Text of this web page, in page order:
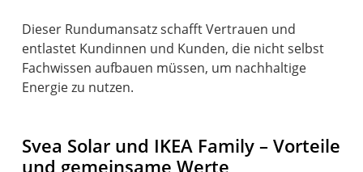
Dieser Rundumansatz schafft Vertrauen und
entlastet Kundinnen und Kunden, die nicht selbst
Fachwissen aufbauen müssen, um nachhaltige
Energie zu nutzen.
Svea Solar und IKEA Family – Vorteile
und gemeinsame Werte